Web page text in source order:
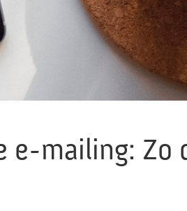
e-mailing: Zo